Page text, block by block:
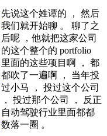
先说这个姓谭的 ， 然后
我们就开始聊 。 聊了之
后呢 ，他就把这家公司
的这个整个的 portfolio
里面的这些项目啊 ， 都
都吹了一遍啊 ， 当年投
过小马 ， 投过这个公司
， 投过那个公司 ， 反正
自动驾驶行业里面都都
数落一圈 。